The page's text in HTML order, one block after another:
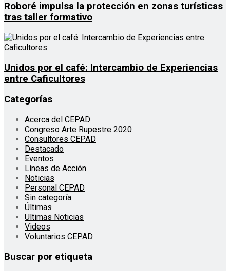
Roboré impulsa la protección en zonas turísticas
tras taller formativo
Unidos por el café: Intercambio de Experiencias
entre Caficultores
Categorías
Acerca del CEPAD
Congreso Arte Rupestre 2020
Consultores CEPAD
Destacado
Eventos
Líneas de Acción
Noticias
Personal CEPAD
Sin categoría
Últimas
Ultimas Noticias
Videos
Voluntarios CEPAD
Buscar por etiqueta